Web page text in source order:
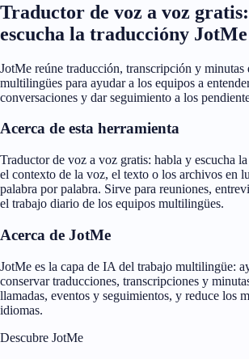
Traductor de voz a voz
escucha la traduccióny JotMe
JotMe reúne traducción, transcripción y minutas
multilingües para ayudar a los equipos a
conversaciones y dar seguimiento a los
Acerca de esta herramienta
Traductor de voz a voz gratis: habla y escucha
el contexto de la voz, el texto o los archivos en
palabra por palabra. Sirve para reuniones,
el trabajo diario de los equipos multilingües.
Acerca de JotMe
JotMe es la capa de IA del trabajo multilingüe:
conservar traducciones, transcripciones y
llamadas, eventos y seguimientos, y reduce los
idiomas.
Descubre JotMe